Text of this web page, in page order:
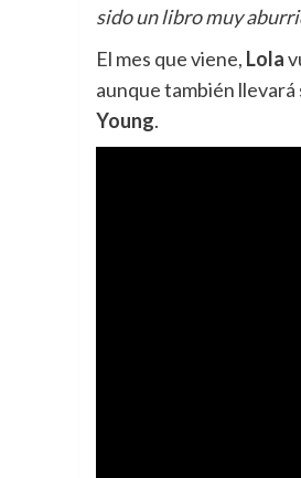
sido un libro muy
El mes que viene, Lola
aunque también
Young.